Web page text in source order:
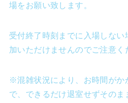
場をお願い致します。
受付終了時刻までに入場しな
加いただけませんのでご注意く
※混雑状況により、お時間がか
で、できるだけ退室せずその